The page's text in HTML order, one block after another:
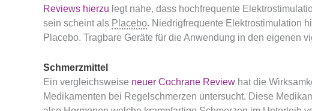
Reviews hierzu legt nahe, dass hochfrequente
sein scheint als Placebo. Niedrigfrequente Elektrostimulation
Placebo. Tragbare Geräte für die Anwendung in den eigenen
Schmerzmittel
Ein vergleichsweise neuer Cochrane Review hat die
Medikamenten bei Regelschmerzen untersucht. Diese